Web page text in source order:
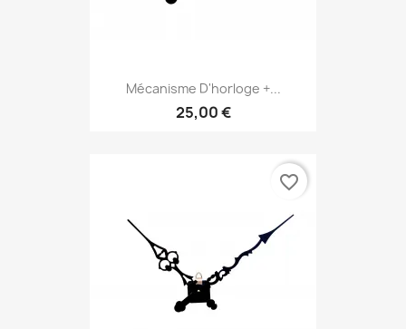
Mécanisme D'horloge +...
25,00 €
favorite_border